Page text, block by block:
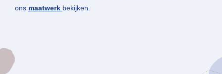
ons maatwerk bekijken.